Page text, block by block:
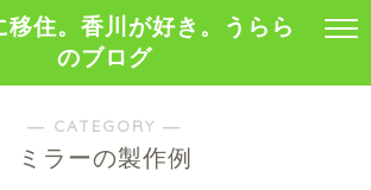
移住。香川が好き。うらら
のブログ
― CATEGORY ―
ミラーの製作例